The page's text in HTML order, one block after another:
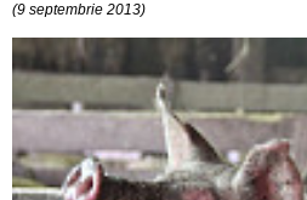
(9 septembrie 2013)